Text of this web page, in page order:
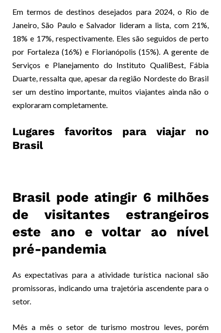
Em termos de destinos desejados para 2024, o Rio de
Janeiro, São Paulo e Salvador lideram a lista, com 21%,
18% e 17%, respectivamente. Eles são seguidos de perto
por Fortaleza (16%) e Florianópolis (15%). A gerente de
Serviços e Planejamento do Instituto QualiBest, Fábia
Duarte, ressalta que, apesar da região Nordeste do Brasil
ser um destino importante, muitos viajantes ainda não o
exploraram completamente.
Lugares favoritos para viajar no
Brasil
Brasil pode atingir 6 milhões
de visitantes estrangeiros
este ano e voltar ao nível
pré-pandemia
As expectativas para a atividade turística nacional são
promissoras, indicando uma trajetória ascendente para o
setor.
Mês a mês o setor de turismo mostrou leves, porém